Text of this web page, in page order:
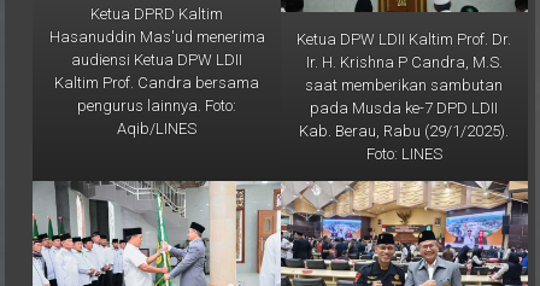
Hasanuddin Mas'ud menerima
audiensi Ketua DPW LDII
Kaltim Prof. Candra bersama
pengurus lainnya. Foto:
Aqib/LINES
Ketua DPW LDII Kaltim Prof. Dr.
Ir. H. Krishna P Candra, M.S.
saat memberikan sambutan
pada Musda ke-7 DPD LDII
Kab. Berau, Rabu (29/1/2025).
Foto: LINES